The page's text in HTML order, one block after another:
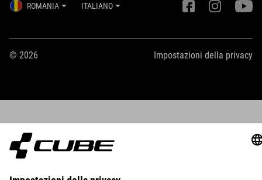
ROMANIA ITALIANO
© 2026 Impostazioni della privacy